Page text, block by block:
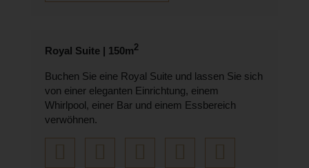
Royal Suite | 150m2
Buchen Sie eine Royal Suite und lassen Sie sich
von einer eleganten Einrichtung, einem
Whirlpool, einer Bar und einem Essbereich
verwöhnen.